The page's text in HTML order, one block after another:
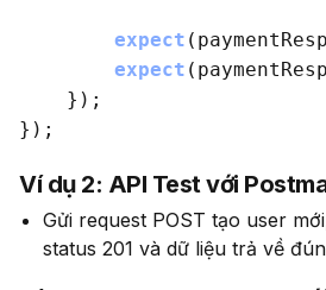
expect
expect
    });
Ví dụ 2: API Test với
Gửi request POST tạo user
status 201 và dữ liệu trả về